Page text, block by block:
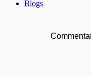
Blogs